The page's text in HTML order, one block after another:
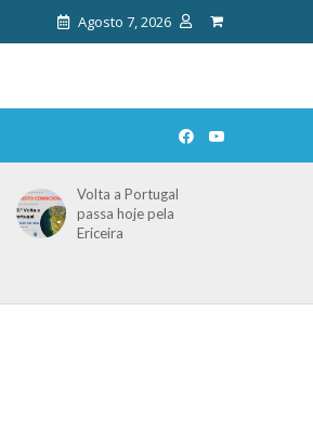
Agosto 7, 2026
Volta a Portugal
passa hoje pela
Ericeira